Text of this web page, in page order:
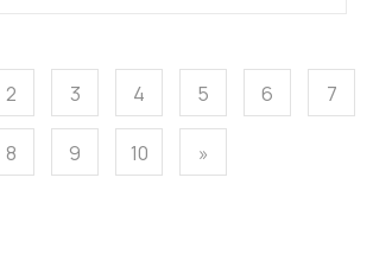
2 3 4 5 6 7
8 9 10 »